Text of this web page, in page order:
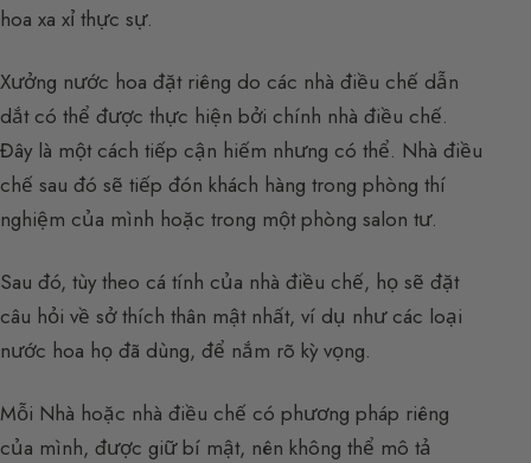
hoa xa xỉ thực sự.
Xưởng nước hoa đặt riêng do các nhà điều chế dẫn
dắt có thể được thực hiện bởi chính nhà điều chế.
Đây là một cách tiếp cận hiếm nhưng có thể. Nhà điều
chế sau đó sẽ tiếp đón khách hàng trong phòng thí
nghiệm của mình hoặc trong một phòng salon tư.
Sau đó, tùy theo cá tính của nhà điều chế, họ sẽ đặt
câu hỏi về sở thích thân mật nhất, ví dụ như các loại
nước hoa họ đã dùng, để nắm rõ kỳ vọng.
Mỗi Nhà hoặc nhà điều chế có phương pháp riêng
của mình, được giữ bí mật, nên không thể mô tả